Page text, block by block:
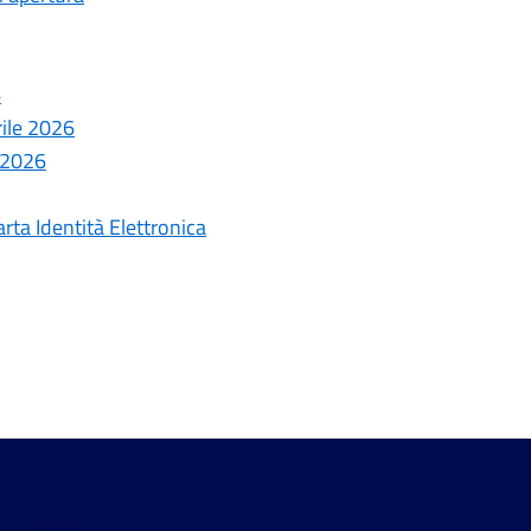
2026
Identità Elettronica